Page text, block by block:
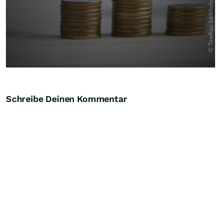
Schreibe Deinen Kommentar